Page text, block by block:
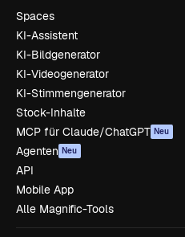
Spaces
KI-Assistent
KI-Bildgenerator
KI-Videogenerator
KI-Stimmengenerator
Stock-Inhalte
MCP für Claude/ChatGPT Neu
Agenten Neu
API
Mobile App
Alle Magnific-Tools